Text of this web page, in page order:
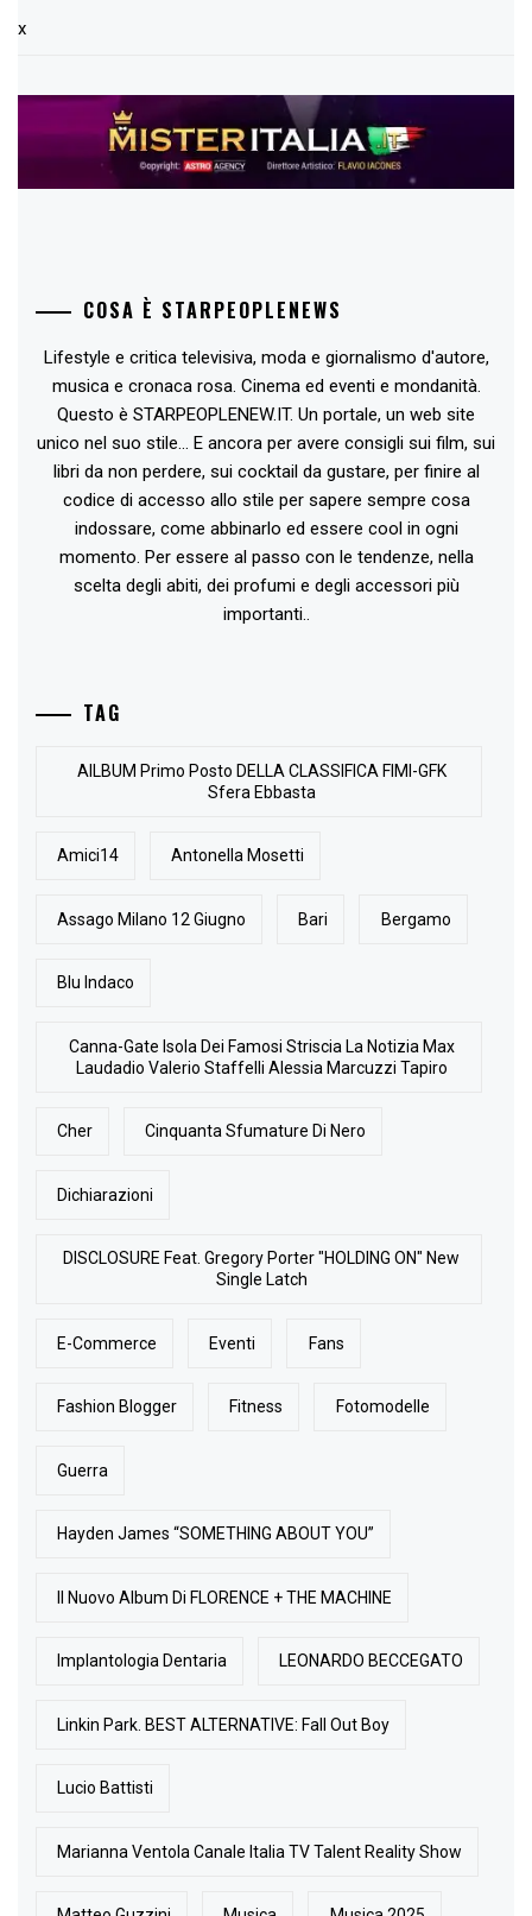
x
COSA È STARPEOPLENEWS
Lifestyle e critica televisiva, moda e giornalismo d'autore,
musica e cronaca rosa. Cinema ed eventi e mondanità.
Questo è STARPEOPLENEW.IT. Un portale, un web site
unico nel suo stile... E ancora per avere consigli sui film, sui
libri da non perdere, sui cocktail da gustare, per finire al
codice di accesso allo stile per sapere sempre cosa
indossare, come abbinarlo ed essere cool in ogni
momento. Per essere al passo con le tendenze, nella
scelta degli abiti, dei profumi e degli accessori più
importanti..
TAG
AlLBUM Primo Posto DELLA CLASSIFICA FIMI-GFK
Sfera Ebbasta
Amici14 Antonella Mosetti
Assago Milano 12 Giugno Bari Bergamo
Blu Indaco
Canna-Gate Isola Dei Famosi Striscia La Notizia Max
Laudadio Valerio Staffelli Alessia Marcuzzi Tapiro
Cher Cinquanta Sfumature Di Nero
Dichiarazioni
DISCLOSURE Feat. Gregory Porter "HOLDING ON" New
Single Latch
E-Commerce Eventi Fans
Fashion Blogger Fitness Fotomodelle
Guerra
Hayden James “SOMETHING ABOUT YOU”
Il Nuovo Album Di FLORENCE + THE MACHINE
Implantologia Dentaria LEONARDO BECCEGATO
Linkin Park. BEST ALTERNATIVE: Fall Out Boy
Lucio Battisti
Marianna Ventola Canale Italia TV Talent Reality Show